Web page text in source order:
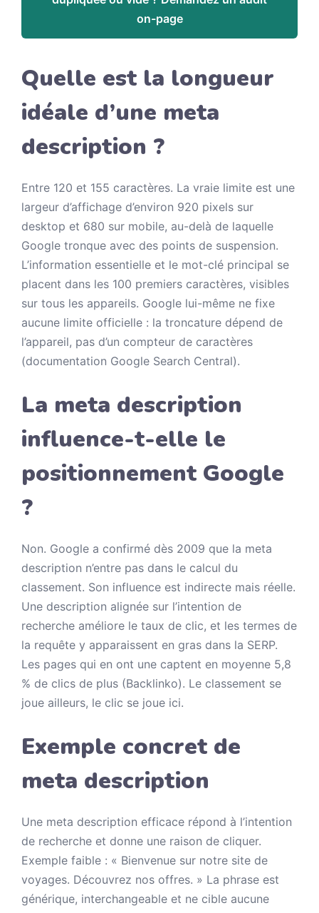
on-page
Quelle est la longueur
idéale d’une meta
description ?
Entre 120 et 155 caractères. La vraie limite est une
largeur d’affichage d’environ 920 pixels sur
desktop et 680 sur mobile, au-delà de laquelle
Google tronque avec des points de suspension.
L’information essentielle et le mot-clé principal se
placent dans les 100 premiers caractères, visibles
sur tous les appareils. Google lui-même ne fixe
aucune limite officielle : la troncature dépend de
l’appareil, pas d’un compteur de caractères
(documentation Google Search Central).
La meta description
influence-t-elle le
positionnement Google
?
Non. Google a confirmé dès 2009 que la meta
description n’entre pas dans le calcul du
classement. Son influence est indirecte mais réelle.
Une description alignée sur l’intention de
recherche améliore le taux de clic, et les termes de
la requête y apparaissent en gras dans la SERP.
Les pages qui en ont une captent en moyenne 5,8
% de clics de plus (Backlinko). Le classement se
joue ailleurs, le clic se joue ici.
Exemple concret de
meta description
Une meta description efficace répond à l’intention
de recherche et donne une raison de cliquer.
Exemple faible : « Bienvenue sur notre site de
voyages. Découvrez nos offres. » La phrase est
générique, interchangeable et ne cible aucune